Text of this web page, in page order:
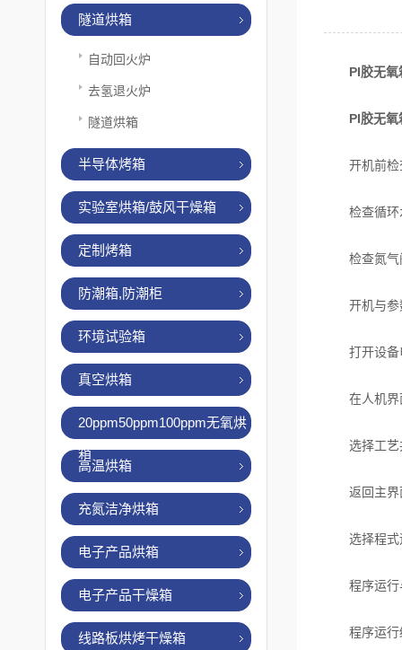
隧道烘箱
自动回火炉
去氢退火炉
隧道烘箱
半导体烤箱
实验室烘箱/鼓风干燥箱
定制烤箱
防潮箱,防潮柜
环境试验箱
真空烘箱
20ppm50ppm100ppm无氧烘
箱
高温烘箱
充氮洁净烘箱
电子产品烘箱
电子产品干燥箱
线路板烘烤干燥箱
PI胶无氧
PI胶无氧
开机前检
检查循环
检查氮气
开机与参
打开设备
在人机界面
选择工艺
返回主界
选择程式
程序运行
程序运行结